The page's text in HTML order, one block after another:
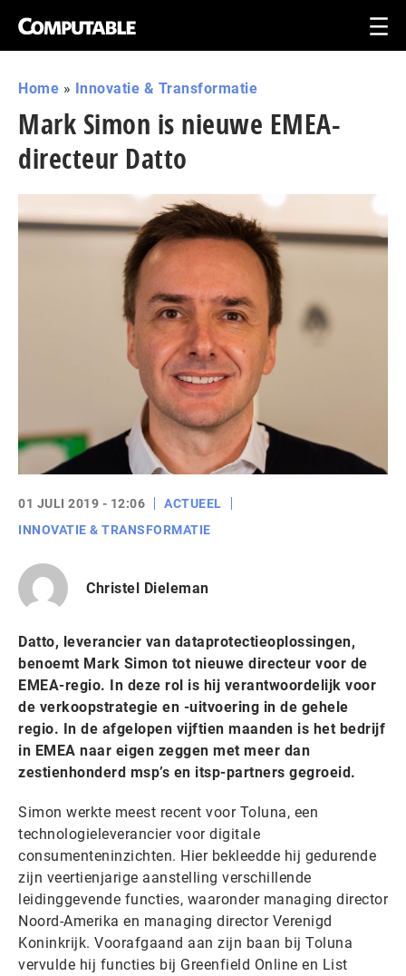
Home » Innovatie & Transformatie
Mark Simon is nieuwe EMEA-
directeur Datto
01 JULI 2019 - 12:06
ACTUEEL
INNOVATIE & TRANSFORMATIE
Christel Dieleman
Datto, leverancier van dataprotectieoplossingen,
benoemt Mark Simon tot nieuwe directeur voor de
EMEA-regio. In deze rol is hij verantwoordelijk voor
de verkoopstrategie en -uitvoering in de gehele
regio. In de afgelopen vijftien maanden is het bedrijf
in EMEA naar eigen zeggen met meer dan
zestienhonderd msp’s en itsp-partners gegroeid.
Simon werkte meest recent voor Toluna, een
technologieleverancier voor digitale
consumenteninzichten. Hier bekleedde hij gedurende
zijn veertienjarige aanstelling verschillende
leidinggevende functies, waaronder managing director
Noord-Amerika en managing director Verenigd
Koninkrijk. Voorafgaand aan zijn baan bij Toluna
vervulde hij functies bij Greenfield Online en List